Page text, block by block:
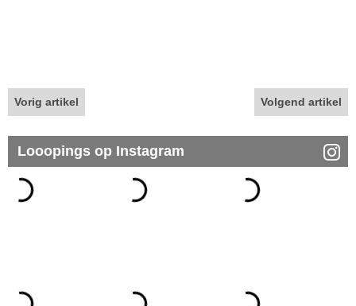
Vorig artikel Volgend artikel
Looopings op Instagram